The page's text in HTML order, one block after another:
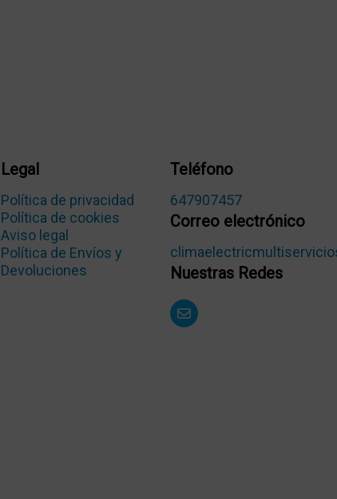
Legal
Política de privacidad
Política de cookies
Aviso legal
Política de Envíos y
Devoluciones
Teléfono
647907457
Correo electrónico
Nuestras Redes